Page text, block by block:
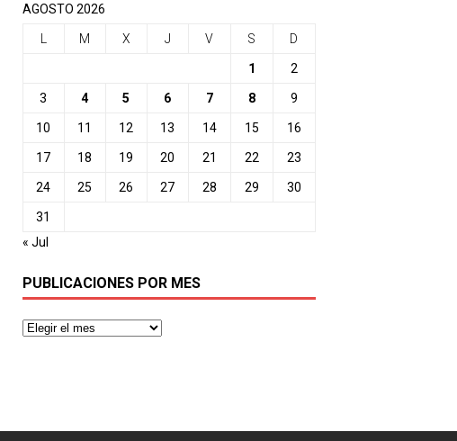
AGOSTO 2026
L M X J V S D
1 2
3 4 5 6 7 8 9
10 11 12 13 14 15 16
17 18 19 20 21 22 23
24 25 26 27 28 29 30
31
« Jul
PUBLICACIONES POR MES